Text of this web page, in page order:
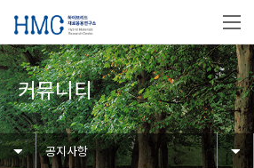
커뮤니티
공지사항